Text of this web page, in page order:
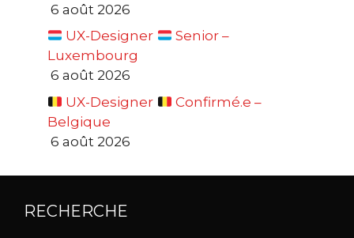
6 août 2026
UX-Designer
Senior –
Luxembourg
6 août 2026
UX-Designer
Confirmé.e –
Belgique
6 août 2026
RECHERCHE